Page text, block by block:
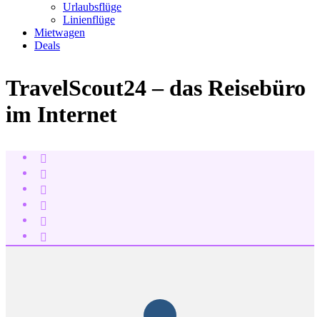
Urlaubsflüge
Linienflüge
Mietwagen
Deals
TravelScout24 – das Reisebüro
im Internet